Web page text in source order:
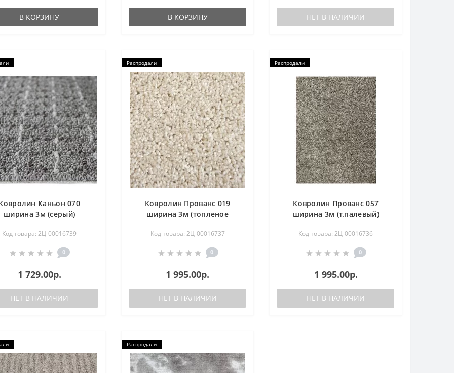
В КОРЗИНУ В КОРЗИНУ НЕТ В НАЛИЧИИ
Каньон 070
ширина 3м (серый)
Код товара: 2Ц-00016739
0
1 729.00р.
НЕТ В НАЛИЧИИ
Распродали
Ковролин Прованс 019
ширина 3м (топленое
Код товара: 2Ц-00016737
0
1 995.00р.
НЕТ В НАЛИЧИИ
Распродали
Ковролин Прованс 057
ширина 3м (т.палевый)
Код товара: 2Ц-00016736
0
1 995.00р.
НЕТ В НАЛИЧИИ
Распродали